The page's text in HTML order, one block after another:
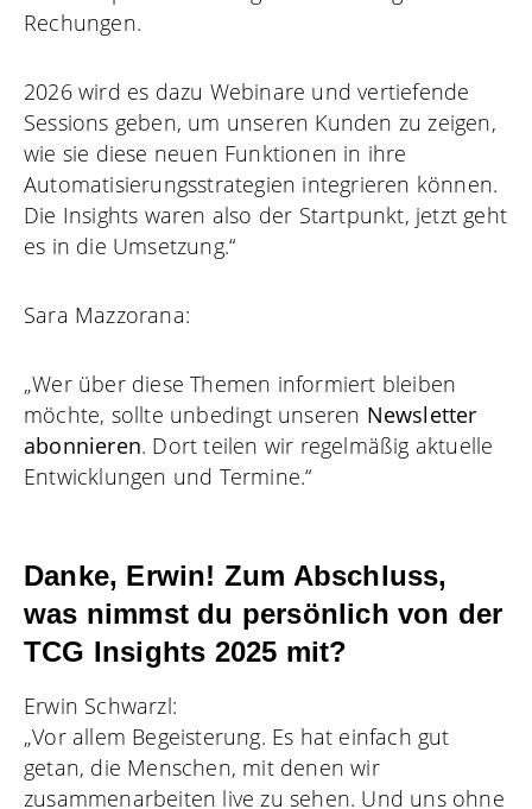
Rechungen.
2026 wird es dazu Webinare und vertiefende
Sessions geben, um unseren Kunden zu zeigen,
wie sie diese neuen Funktionen in ihre
Automatisierungsstrategien integrieren können.
Die Insights waren also der Startpunkt, jetzt geht
es in die Umsetzung.“
Sara Mazzorana:
„Wer über diese Themen informiert bleiben
möchte, sollte unbedingt unseren Newsletter
abonnieren. Dort teilen wir regelmäßig aktuelle
Entwicklungen und Termine.“
Danke, Erwin! Zum Abschluss,
was nimmst du persönlich von der
TCG Insights 2025 mit?
Erwin Schwarzl:
„Vor allem Begeisterung. Es hat einfach gut
getan, die Menschen, mit denen wir
zusammenarbeiten live zu sehen. Und uns ohne